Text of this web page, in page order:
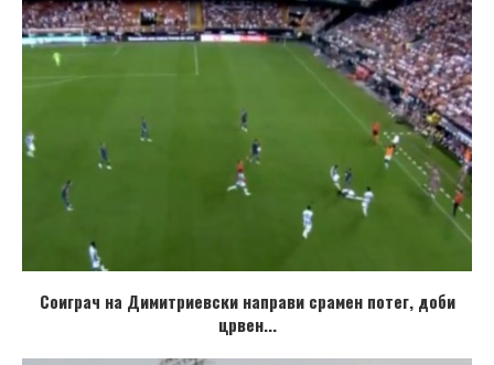
Соиграч на Димитриевски направи срамен потег, доби
црвен...